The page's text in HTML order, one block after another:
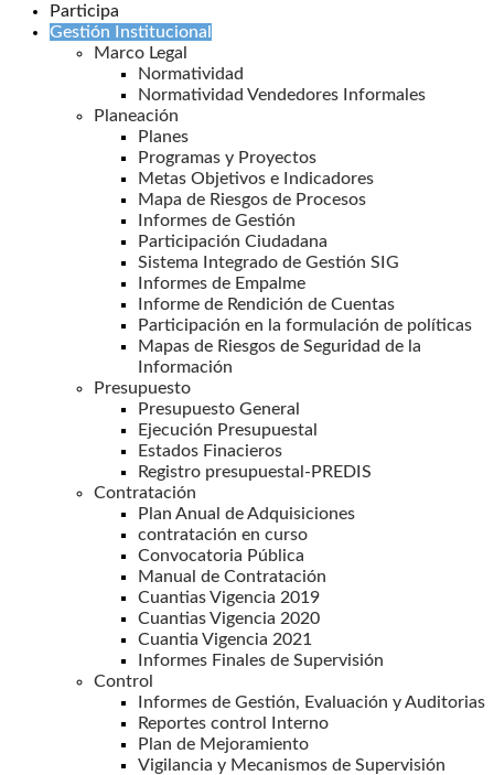
Participa
Gestión Institucional
Marco Legal
Normatividad
Normatividad Vendedores Informales
Planeación
Planes
Programas y Proyectos
Metas Objetivos e Indicadores
Mapa de Riesgos de Procesos
Informes de Gestión
Participación Ciudadana
Sistema Integrado de Gestión SIG
Informes de Empalme
Informe de Rendición de Cuentas
Participación en la formulación de políticas
Mapas de Riesgos de Seguridad de la
Información
Presupuesto
Presupuesto General
Ejecución Presupuestal
Estados Finacieros
Registro presupuestal-PREDIS
Contratación
Plan Anual de Adquisiciones
contratación en curso
Convocatoria Pública
Manual de Contratación
Cuantias Vigencia 2019
Cuantias Vigencia 2020
Cuantia Vigencia 2021
Informes Finales de Supervisión
Control
Informes de Gestión, Evaluación y Auditorias
Reportes control Interno
Plan de Mejoramiento
Vigilancia y Mecanismos de Supervisión